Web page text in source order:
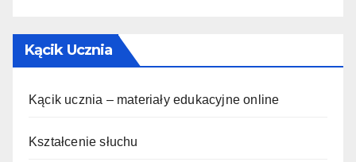
Kącik Ucznia
Kącik ucznia – materiały edukacyjne online
Kształcenie słuchu